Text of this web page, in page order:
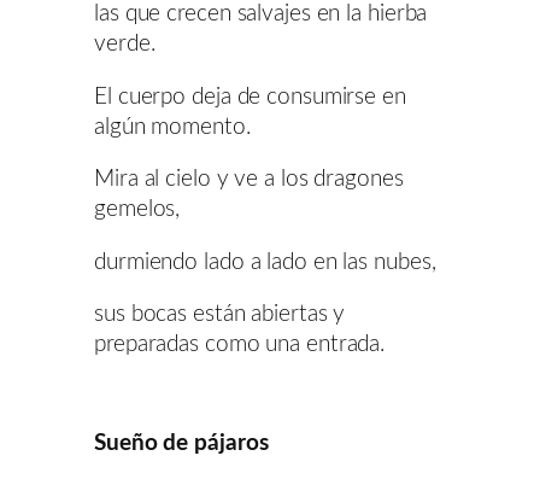
las que crecen salvajes en la hierba
verde.
El cuerpo deja de consumirse en
algún momento.
Mira al cielo y ve a los dragones
gemelos,
durmiendo lado a lado en las nubes,
sus bocas están abiertas y
preparadas como una entrada.
Sueño de pájaros